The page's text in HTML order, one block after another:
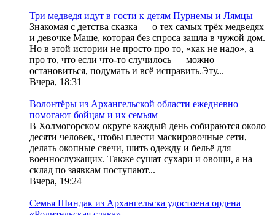
Три медведя идут в гости к детям Пурнемы и Лямцы
Знакомая с детства сказка — о тех самых трёх медведях
и девочке Маше, которая без спроса зашла в чужой дом.
Но в этой истории не просто про то, «как не надо», а
про то, что если что-то случилось — можно
остановиться, подумать и всё исправить.Эту...
Вчера, 18:31
Волонтёры из Архангельской области ежедневно
помогают бойцам и их семьям
В Холмогорском округе каждый день собираются около
десяти человек, чтобы плести маскировочные сети,
делать окопные свечи, шить одежду и бельё для
военнослужащих. Также сушат сухари и овощи, а на
склад по заявкам поступают...
Вчера, 19:24
Семья Шиндак из Архангельска удостоена ордена